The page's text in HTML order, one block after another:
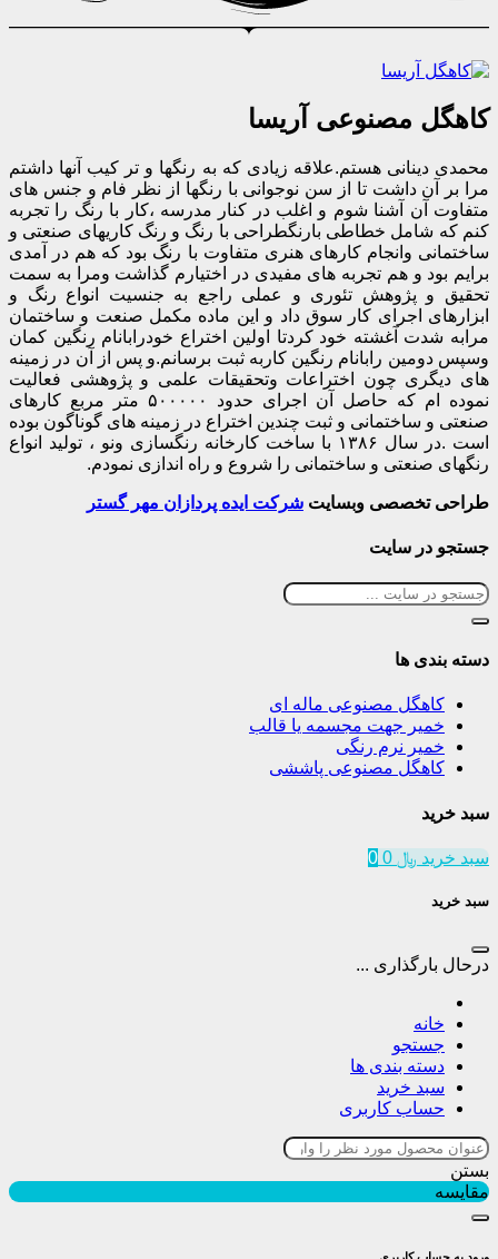
کاهگل مصنوعی آریسا
محمدی دینانی هستم.علاقه زیادی که به رنگها و تر کیب آنها داشتم
مرا بر آن داشت تا از سن نوجوانی با رنگها از نظر فام و جنس های
متفاوت آن آشنا شوم و اغلب در کنار مدرسه ،کار با رنگ را تجربه
کنم که شامل خطاطی بارنگطراحی با رنگ و رنگ کاریهای صنعتی و
ساختمانی وانجام کارهای هنری متفاوت با رنگ بود که هم در آمدی
برایم بود و هم تجربه های مفیدی در اختیارم گذاشت ومرا به سمت
تحقیق و پژوهش تئوری و عملی راجع به جنسیت انواع رنگ و
ابزارهای اجرای کار سوق داد و این ماده مکمل صنعت و ساختمان
مرابه شدت آغشته خود کردتا اولین اختراع خودرابانام رنگین کمان
وسپس دومین رابانام رنگین کاربه ثبت برسانم.و پس از آن در زمینه
های دیگری چون اختراعات وتحقیقات علمی و پژوهشی فعالیت
نموده ام که حاصل آن اجرای حدود ۵۰۰۰۰۰ متر مربع کارهای
صنعتی و ساختمانی و ثبت چندین اختراع در زمینه های گوناگون بوده
است .در سال ۱۳۸۶ با ساخت کارخانه رنگسازی ونو ، تولید انواع
رنگهای صنعتی و ساختمانی را شروع و راه اندازی نمودم.
طراحی تخصصی وبسایت شرکت ایده پردازان مهر گستر
جستجو در سایت
دسته بندی ها
کاهگل مصنوعی ماله ای
خمیر جهت مجسمه یا قالب
خمیر نرم رنگی
کاهگل مصنوعی پاششی
سبد خرید
سبد خرید ﷼ 0
سبد خرید
درحال بارگذاری ...
خانه
جستجو
دسته بندی ها
سبد خرید
حساب کاربری
بستن
مقایسه